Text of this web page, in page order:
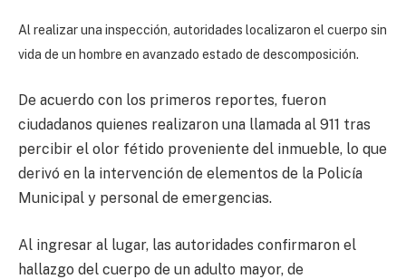
Al realizar una inspección, autoridades localizaron el cuerpo sin
vida de un hombre en avanzado estado de descomposición.
De acuerdo con los primeros reportes, fueron
ciudadanos quienes realizaron una llamada al 911 tras
percibir el olor fétido proveniente del inmueble, lo que
derivó en la intervención de elementos de la Policía
Municipal y personal de emergencias.
Al ingresar al lugar, las autoridades confirmaron el
hallazgo del cuerpo de un adulto mayor, de